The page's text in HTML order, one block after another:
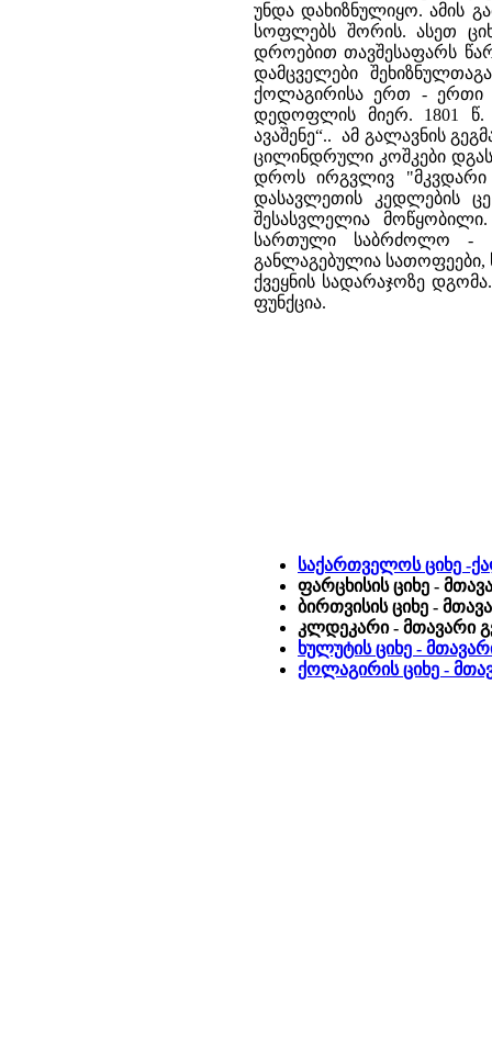
უნდა დახიზნულიყო. ამის
სოფლებს შორის. ასეთ
დროებით თავშესაფარს
დამცველები
ქოლაგირისა ერთ - ერთი
დედოფლის მიერ. 1801 წ.
ავაშენე“.. ამ გალავნის
ცილინდრული კოშკები
დროს ირგვლივ
დასავლეთის კედლების
შესასვლელია
სართული საბრძოლო -
განლაგებულია სათოფეები,
ქვეყნის სადარაჯოზე
ფუნქცია.
საქართველოს ციხე -
ფარცხისის ციხე -
ბირთვისის ციხე -
კლდეკარი - მთავარი
ხულუტის ციხე -
ქოლაგირის ციხე -